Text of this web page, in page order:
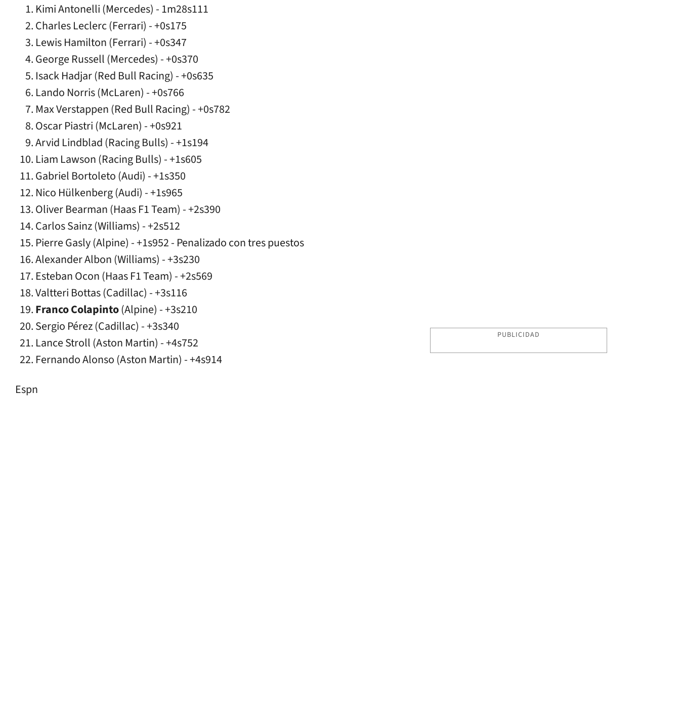
Kimi Antonelli (Mercedes) - 1m28s111
Charles Leclerc (Ferrari) - +0s175
Lewis Hamilton (Ferrari) - +0s347
George Russell (Mercedes) - +0s370
Isack Hadjar (Red Bull Racing) - +0s635
Lando Norris (McLaren) - +0s766
Max Verstappen (Red Bull Racing) - +0s782
Oscar Piastri (McLaren) - +0s921
Arvid Lindblad (Racing Bulls) - +1s194
Liam Lawson (Racing Bulls) - +1s605
Gabriel Bortoleto (Audi) - +1s350
Nico Hülkenberg (Audi) - +1s965
Oliver Bearman (Haas F1 Team) - +2s390
Carlos Sainz (Williams) - +2s512
Pierre Gasly (Alpine) - +1s952 - Penalizado con tres puestos
Alexander Albon (Williams) - +3s230
Esteban Ocon (Haas F1 Team) - +2s569
Valtteri Bottas (Cadillac) - +3s116
Franco Colapinto(Alpine) - +3s210
Sergio Pérez (Cadillac) - +3s340
Lance Stroll (Aston Martin) - +4s752
Fernando Alonso (Aston Martin) - +4s914
Espn
PUBLICIDAD